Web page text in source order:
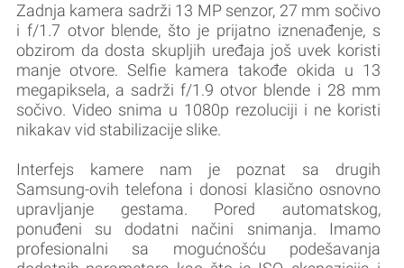
Zadnja kamera sadrži 13 MP senzor, 27 mm sočivo
i f/1.7 otvor blende, što je prijatno iznenađenje, s
obzirom da dosta skupljih uređaja još uvek koristi
manje otvore. Selfie kamera takođe okida u 13
megapiksela, a sadrži f/1.9 otvor blende i 28 mm
sočivo. Video snima u 1080p rezoluciji i ne koristi
nikakav vid stabilizacije slike.
Interfejs kamere nam je poznat sa drugih
Samsung-ovih telefona i donosi klasično osnovno
upravljanje gestama. Pored automatskog,
ponuđeni su dodatni načini snimanja. Imamo
profesionalni sa mogućnošću podešavanja